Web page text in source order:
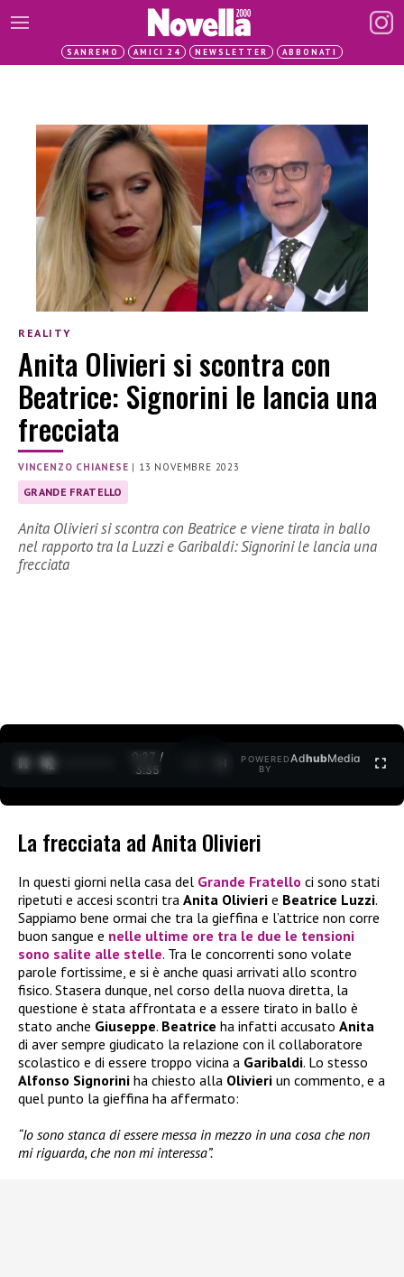
SANREMO AMICI 24 NEWSLETTER ABBONATI
REALITY
Anita Olivieri si scontra con
Beatrice: Signorini le lancia una
frecciata
VINCENZO CHIANESE | 13 NOVEMBRE 2023
GRANDE FRATELLO
Anita Olivieri si scontra con Beatrice e viene tirata in ballo
nel rapporto tra la Luzzi e Garibaldi: Signorini le lancia una
frecciata
0:28 /
3:35
POWERED
BY
AdhubMedia
La frecciata ad Anita Olivieri
In questi giorni nella casa del Grande Fratello ci sono stati
ripetuti e accesi scontri tra Anita Olivieri e Beatrice Luzzi.
Sappiamo bene ormai che tra la gieffina e l’attrice non corre
buon sangue e nelle ultime ore tra le due le tensioni
sono salite alle stelle. Tra le concorrenti sono volate
parole fortissime, e si è anche quasi arrivati allo scontro
fisico. Stasera dunque, nel corso della nuova diretta, la
questione è stata affrontata e a essere tirato in ballo è
stato anche Giuseppe. Beatrice ha infatti accusato Anita
di aver sempre giudicato la relazione con il collaboratore
scolastico e di essere troppo vicina a Garibaldi. Lo stesso
Alfonso Signorini ha chiesto alla Olivieri un commento, e a
quel punto la gieffina ha affermato:
“Io sono stanca di essere messa in mezzo in una cosa che non
mi riguarda, che non mi interessa”.